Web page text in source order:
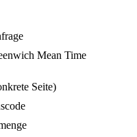
Mean Time
Seite)